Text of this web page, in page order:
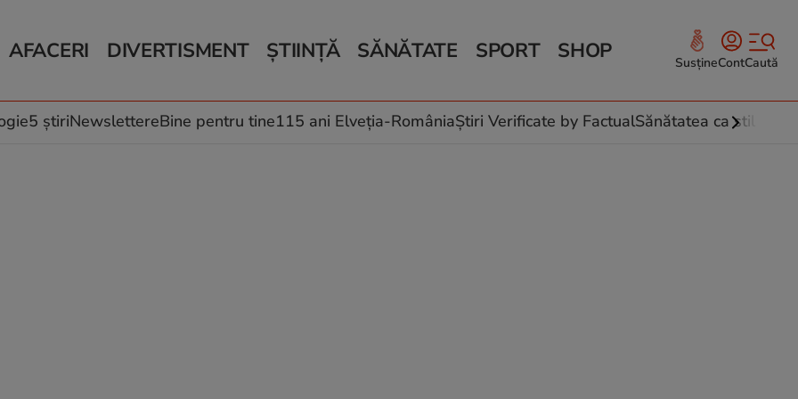
AFACERI
Auto
Locuri de muncă
DIVERTISMENT
Horoscop
Muzică și Filme
ȘTIINȚĂ
Schimbări climatice
SĂNĂTATE
Relații
Rețete culinare
SPORT SHOP SusțineContCaută
5 știriNewslettereBine pentru tine115 ani Elveția-RomâniaȘtiri Verificate by FactualSănătatea ca stil de